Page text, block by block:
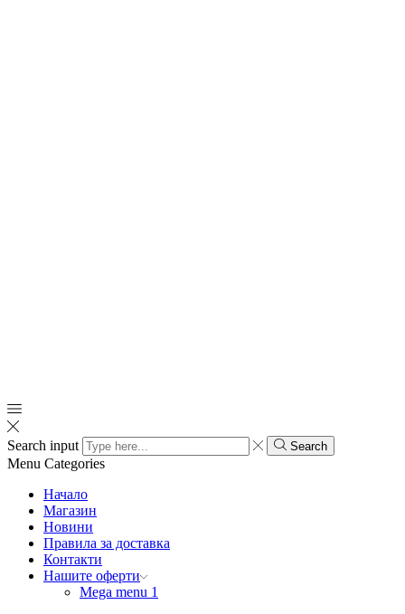
Search input Search
Menu Categories
Начало
Магазин
Новини
Правила за доставка
Контакти
Нашите оферти
Mega menu 1